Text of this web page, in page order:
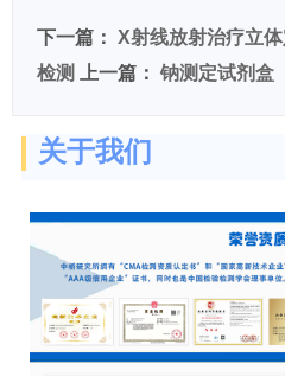
下一篇： X射线放射治疗立
检测
上一篇： 钠测定试剂盒
关于我们